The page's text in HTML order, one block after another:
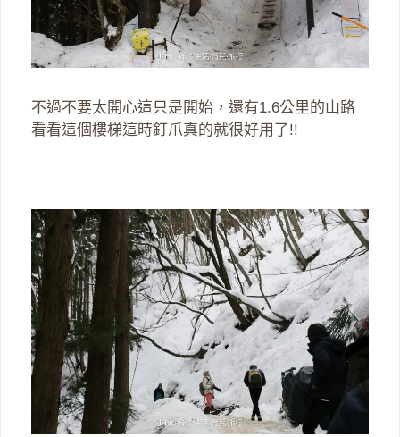
不過不要太開心這只是開始，還有1.6公里的山路
看看這個樓梯這時釘爪真的就很好用了!!